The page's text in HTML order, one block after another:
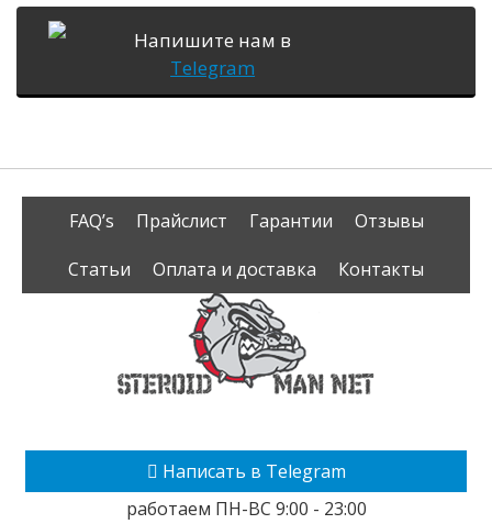
Напишите нам в
Telegram
FAQ’s Прайслист Гарантии
Отзывы
Статьи
Оплата и доставка Контакты
Написать в Telegram
работаем ПН-ВС 9:00 - 23:00